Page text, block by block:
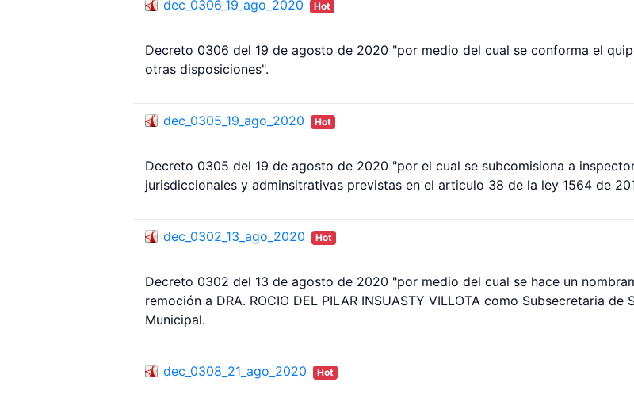
dec_0306_19_ago_2020 Hot
Decreto 0306 del 19 de agosto de 2020 "por medio del cual se conforma el
otras disposiciones".
dec_0305_19_ago_2020 Hot
Decreto 0305 del 19 de agosto de 2020 "por el cual se subcomisiona a
jurisdiccionales y adminsitrativas previstas en el articulo 38 de la ley 1564 de
dec_0302_13_ago_2020 Hot
Decreto 0302 del 13 de agosto de 2020 "por medio del cual se hace un
remoción a DRA. ROCIO DEL PILAR INSUASTY VILLOTA como Subsecretaria
Municipal.
dec_0308_21_ago_2020 Hot